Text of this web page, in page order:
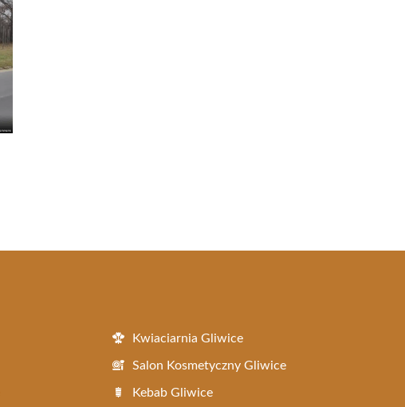
Kwiaciarnia Gliwice
Salon Kosmetyczny Gliwice
Kebab Gliwice